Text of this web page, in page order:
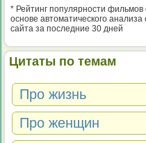
* Рейтинг популярности
основе автоматического
сайта за последние 30 дней
Цитаты по темам
Про жизнь
Про женщин